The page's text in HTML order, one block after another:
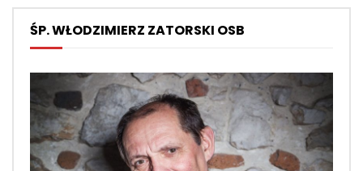
ŚP. WŁODZIMIERZ ZATORSKI OSB